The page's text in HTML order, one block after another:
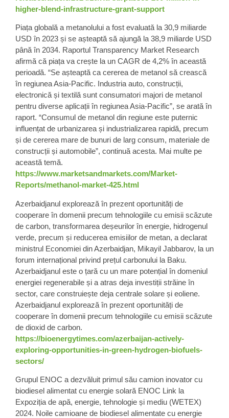
higher-blend-infrastructure-grant-support
Piața globală a metanolului a fost evaluată la 30,9 miliarde
USD în 2023 și se așteaptă să ajungă la 38,9 miliarde USD
până în 2034. Raportul Transparency Market Research
afirmă că piața va crește la un CAGR de 4,2% în această
perioadă. “Se așteaptă ca cererea de metanol să crească
în regiunea Asia-Pacific. Industria auto, construcții,
electronică și textilă sunt consumatori majori de metanol
pentru diverse aplicații în regiunea Asia-Pacific”, se arată în
raport. “Consumul de metanol din regiune este puternic
influențat de urbanizarea și industrializarea rapidă, precum
și de cererea mare de bunuri de larg consum, materiale de
construcții și automobile”, continuă acesta. Mai multe pe
această temă.
https://www.marketsandmarkets.com/Market-
Reports/methanol-market-425.html
Azerbaidjanul explorează în prezent oportunități de
cooperare în domenii precum tehnologiile cu emisii scăzute
de carbon, transformarea deșeurilor în energie, hidrogenul
verde, precum și reducerea emisiilor de metan, a declarat
ministrul Economiei din Azerbaidjan, Mikayil Jabbarov, la un
forum internațional privind prețul carbonului la Baku.
Azerbaidjanul este o țară cu un mare potențial în domeniul
energiei regenerabile și a atras deja investiții străine în
sector, care construiește deja centrale solare și eoliene.
Azerbaidjanul explorează în prezent oportunități de
cooperare în domenii precum tehnologiile cu emisii scăzute
de dioxid de carbon.
https://bioenergytimes.com/azerbaijan-actively-
exploring-opportunities-in-green-hydrogen-biofuels-
sectors/
Grupul ENOC a dezvăluit primul său camion inovator cu
biodiesel alimentat cu energie solară ENOC Link la
Expoziția de apă, energie, tehnologie și mediu (WETEX)
2024. Noile camioane de biodiesel alimentate cu energie